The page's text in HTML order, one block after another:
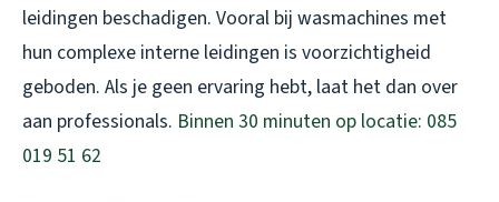
leidingen beschadigen. Vooral bij wasmachines met
hun complexe interne leidingen is voorzichtigheid
geboden. Als je geen ervaring hebt, laat het dan over
aan professionals. Binnen 30 minuten op locatie: 085
019 51 62